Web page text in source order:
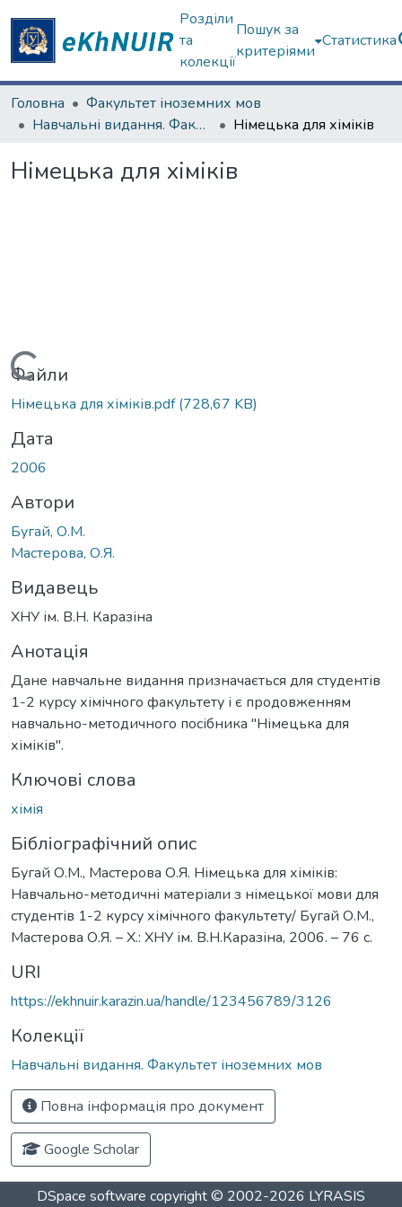
Розділи
та
колекції
Пошук за
критеріями
Статистика
Головна
Факультет іноземних мов
Навчальні видання. Факультет іноземних мов
Німецька для хіміків
Німецька для хіміків
Вантажиться...
Файли
Німецька для хіміків.pdf(728,67 KB)
Дата
2006
Автори
Бугай, О.М.
Мастерова, О.Я.
Видавець
ХНУ ім. В.Н. Каразіна
Анотація
Дане навчальне видання призначається для студентів
1-2 курсу хімічного факультету і є продовженням
навчально-методичного посібника "Німецька для
хіміків".
Ключові слова
хімія
Бібліографічний опис
Бугай О.М., Мастерова О.Я. Німецька для хіміків:
Навчально-методичні матеріали з німецької мови для
студентів 1-2 курсу хімічного факультету/ Бугай О.М.,
Мастерова О.Я. – Х.: ХНУ ім. В.Н.Каразіна, 2006. – 76 с.
URI
https://ekhnuir.karazin.ua/handle/123456789/3126
Колекції
Навчальні видання. Факультет іноземних мов
Повна інформація про документ
Google Scholar
DSpace software copyright © 2002-2026 LYRASIS